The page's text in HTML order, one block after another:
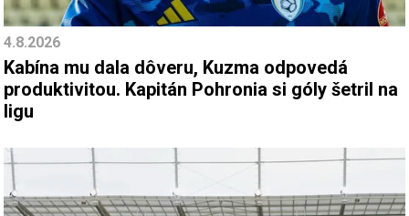
4.8.2026
Kabína mu dala dôveru, Kuzma odpovedá
produktivitou. Kapitán Pohronia si góly šetril na
ligu